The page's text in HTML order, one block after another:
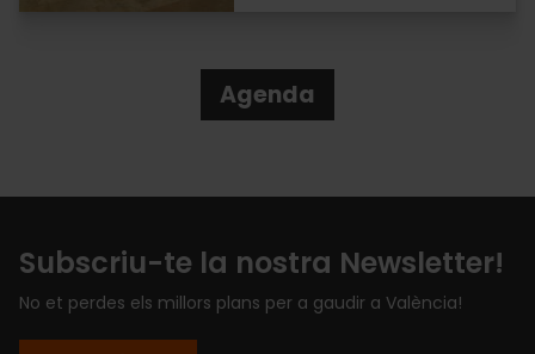
Agenda
Subscriu-te la nostra Newsletter!
No et perdes els millors plans per a gaudir a València!